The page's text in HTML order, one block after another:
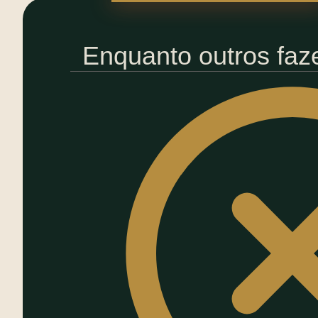
Enquanto outros